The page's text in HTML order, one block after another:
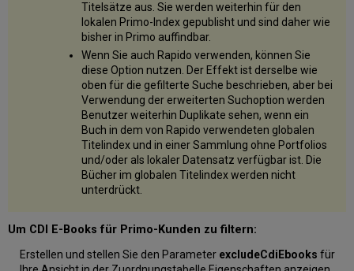
Titelsätze aus. Sie werden weiterhin für den
lokalen Primo-Index gepublisht und sind daher wie
bisher in Primo auffindbar.
Wenn Sie auch Rapido verwenden, können Sie
diese Option nutzen. Der Effekt ist derselbe wie
oben für die gefilterte Suche beschrieben, aber bei
Verwendung der erweiterten Suchoption werden
Benutzer weiterhin Duplikate sehen, wenn ein
Buch in dem von Rapido verwendeten globalen
Titelindex und in einer Sammlung ohne Portfolios
und/oder als lokaler Datensatz verfügbar ist. Die
Bücher im globalen Titelindex werden nicht
unterdrückt.
Um CDI E-Books für Primo-Kunden zu filtern:
Erstellen und stellen Sie den Parameter excludeCdiEbooks für